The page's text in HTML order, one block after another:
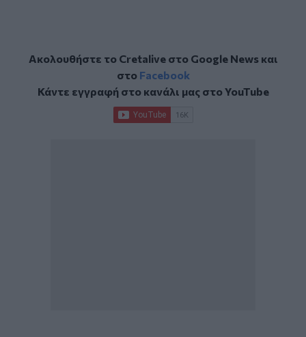
Ακολουθήστε το Cretalive στο Google Newsκαι
στο Facebook
Κάντε εγγραφή στο κανάλι μας στοYouTube